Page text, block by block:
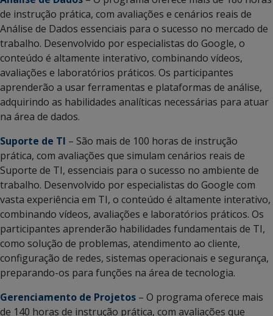
de instrução prática, com avaliações e cenários reais de
Análise de Dados essenciais para o sucesso no mercado de
trabalho. Desenvolvido por especialistas do Google, o
conteúdo é altamente interativo, combinando vídeos,
avaliações e laboratórios práticos. Os participantes
aprenderão a usar ferramentas e plataformas de análise,
adquirindo as habilidades analíticas necessárias para atuar
na área de dados.
Suporte de TI – São mais de 100 horas de instrução
prática, com avaliações que simulam cenários reais de
Suporte de TI, essenciais para o sucesso no ambiente de
trabalho. Desenvolvido por especialistas do Google com
vasta experiência em TI, o conteúdo é altamente interativo,
combinando vídeos, avaliações e laboratórios práticos. Os
participantes aprenderão habilidades fundamentais de TI,
como solução de problemas, atendimento ao cliente,
configuração de redes, sistemas operacionais e segurança,
preparando-os para funções na área de tecnologia.
Gerenciamento de Projetos – O programa oferece mais
de 140 horas de instrução prática, com avaliações que